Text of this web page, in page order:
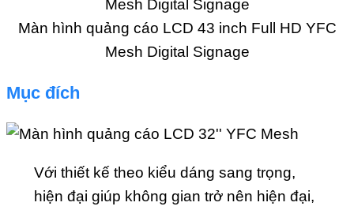
Màn hình quảng cáo LCD 43 inch Full HD YFC
Mesh Digital Signage
Mục đích
Với thiết kế theo kiểu dáng sang trọng,
hiện đại giúp không gian trở nên hiện đại,